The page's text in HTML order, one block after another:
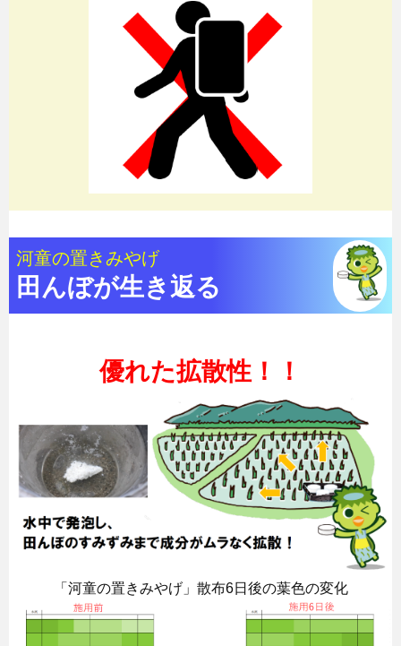
河童の置きみやげ
田んぼが生き返る
優れた拡散性！！
「河童の置きみやげ」散布6日後の葉色の変化